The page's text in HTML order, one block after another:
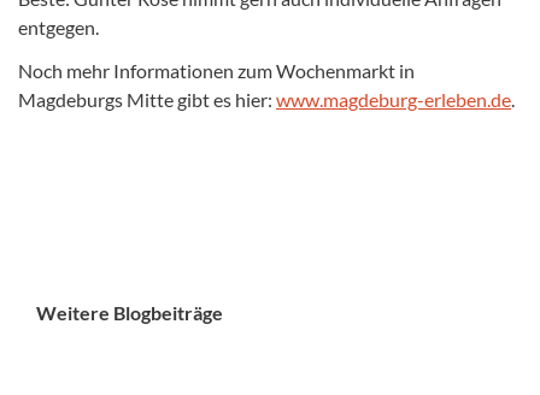
entgegen.
Noch mehr Informationen zum Wochenmarkt in
Magdeburgs Mitte gibt es hier: www.magdeburg-erleben.de
Weitere Blogbeiträge